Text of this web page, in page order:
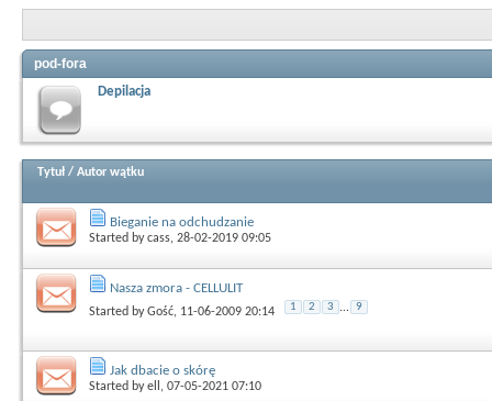
pod-fora
Depilacja
Tytuł / Autor wątku
Bieganie na odchudzanie
Started bycass, 28-02-2019 09:05
Nasza zmora - CELLULIT
Started byGość, 11-06-2009 20:14 1 2 3 ... 9
Jak dbacie o skórę
Started byell , 07-05-2021 07:10